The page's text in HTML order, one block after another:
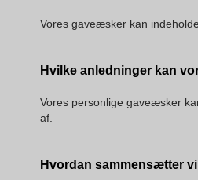
Vores gaveæsker kan
Hvilke anledninger kan
Vores personlige gaveæsker
af.
Hvordan sammensætter